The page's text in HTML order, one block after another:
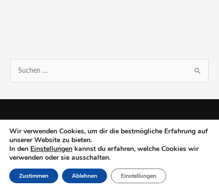
c
n
n
c
Wir verwenden Cookies, um dir die bestmögliche Erfahrung auf
unserer Website zu bieten.
In den Einstellungen kannst du erfahren, welche Cookies wir
verwenden oder sie ausschalten.
Zustimmen Ablehnen Einstellungen